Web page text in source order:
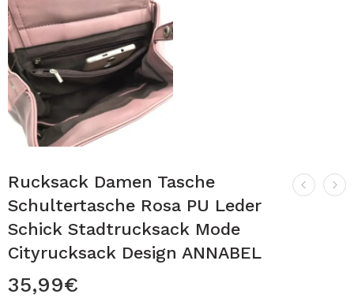
Rucksack Damen Tasche
Schultertasche Rosa PU Leder
Schick Stadtrucksack Mode
Cityrucksack Design ANNABEL
35,99€